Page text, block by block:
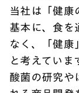
当社は「健康
基本に、食を
なく、「健康
と考えていま
酸菌の研究や